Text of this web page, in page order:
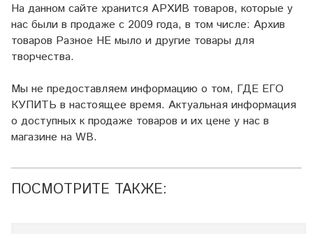
На данном сайте хранится АРХИВ товаров, которые у
нас были в продаже с 2009 года, в том числе: Архив
товаров Разное НЕ мыло и другие товары для
творчества.
Мы не предоставляем информацию о том, ГДЕ ЕГО
КУПИТЬ в настоящее время. Актуальная информация
о доступных к продаже товаров и их цене у нас в
магазине на WB.
ПОСМОТРИТЕ ТАКЖЕ: